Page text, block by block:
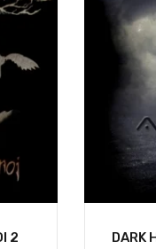
2 DARK